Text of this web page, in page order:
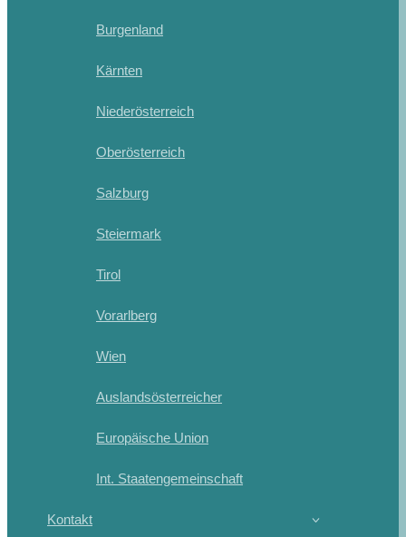
Burgenland
Kärnten
Niederösterreich
Oberösterreich
Salzburg
Steiermark
Tirol
Vorarlberg
Wien
Auslandsösterreicher
Europäische Union
Int. Staatengemeinschaft
Kontakt